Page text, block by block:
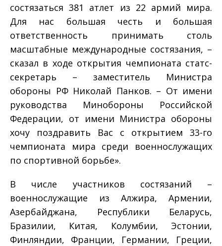
состязаться 381 атлет из 22 армий мира.
Для нас большая честь и большая
ответственность принимать столь
масштабные международные состязания, –
сказал в ходе открытия чемпионата статс-
секретарь – заместитель Министра
обороны РФ Николай Панков. – От имени
руководства Минобороны Российской
Федерации, от имени Министра обороны
хочу поздравить Вас с открытием 33-го
чемпионата мира среди военнослужащих
по спортивной борьбе».
В числе участников состязаний –
военнослужащие из Алжира, Армении,
Азербайджана, Республики Беларусь,
Бразилии, Китая, Колумбии, Эстонии,
Финляндии, Франции, Германии, Греции,